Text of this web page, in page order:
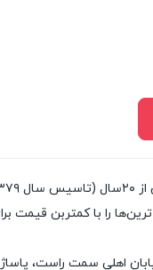
را با کمتربن قیمت
اهلی سمت راست،